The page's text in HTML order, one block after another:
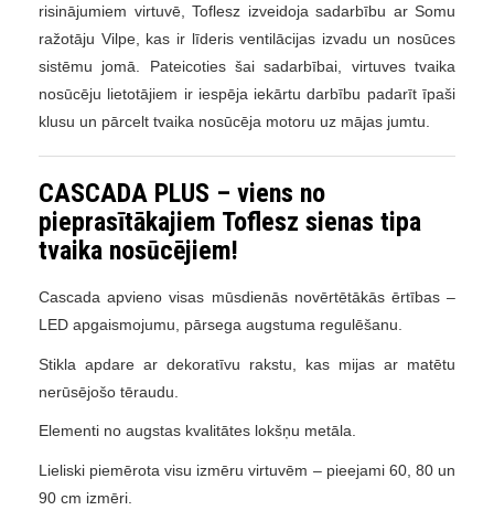
risinājumiem virtuvē, Toflesz izveidoja sadarbību ar Somu
ražotāju Vilpe, kas ir līderis ventilācijas izvadu un nosūces
sistēmu jomā. Pateicoties šai sadarbībai, virtuves tvaika
nosūcēju lietotājiem ir iespēja iekārtu darbību padarīt īpaši
klusu un pārcelt tvaika nosūcēja motoru uz mājas jumtu.
CASCADA PLUS – viens no
pieprasītākajiem Toflesz sienas tipa
tvaika nosūcējiem!
Cascada apvieno visas mūsdienās novērtētākās ērtības –
LED apgaismojumu, pārsega augstuma regulēšanu.
Stikla apdare ar dekoratīvu rakstu, kas mijas ar matētu
nerūsējošo tēraudu.
Elementi no augstas kvalitātes lokšņu metāla.
Lieliski piemērota visu izmēru virtuvēm – pieejami 60, 80 un
90 cm izmēri.